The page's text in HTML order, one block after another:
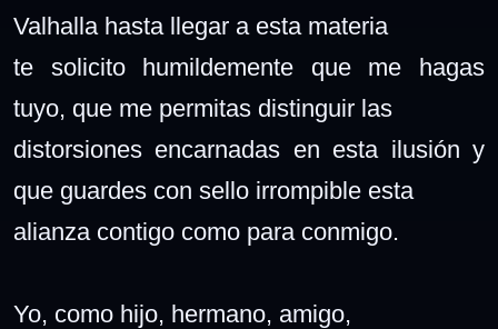
Valhalla hasta llegar a esta materia
te solicito humildemente que me hagas
tuyo, que me permitas distinguir las
distorsiones encarnadas en esta ilusión y
que guardes con sello irrompible esta
alianza contigo como para conmigo.
Yo, como hijo, hermano, amigo,